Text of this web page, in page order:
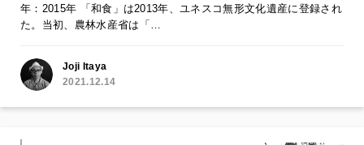
年：2015年 「和食」は2013年、ユネスコ無形文化遺産に登録され
た。当初、農林水産省は「…
Joji Itaya
2021.12.14